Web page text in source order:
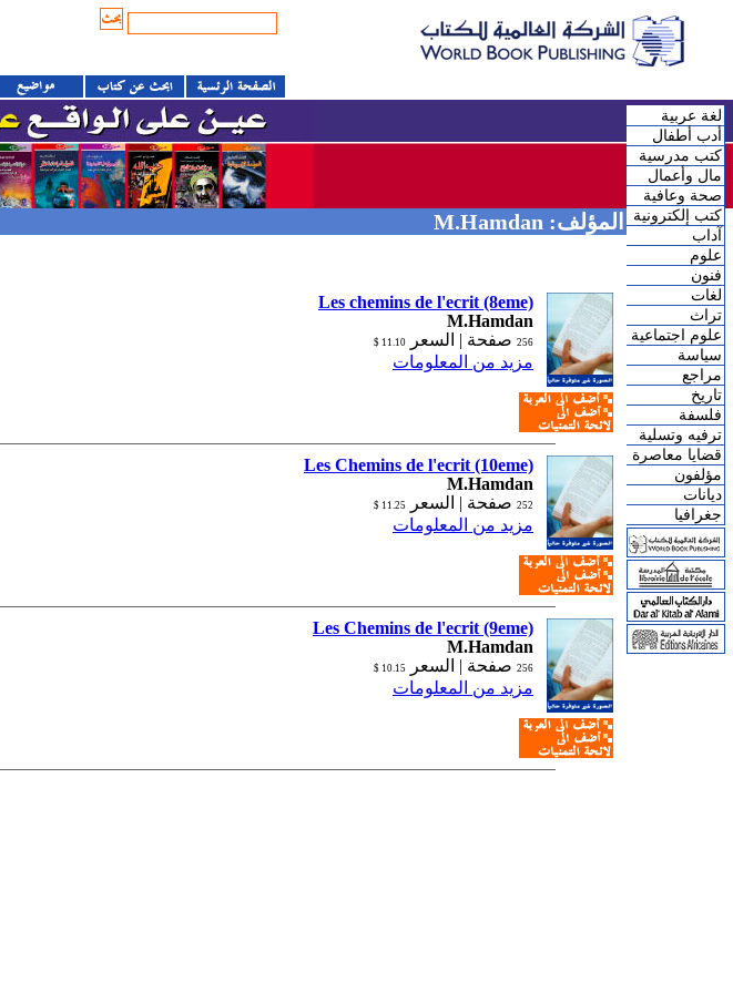
لغة عربية
أدب أطفال
كتب مدرسية
مال وأعمال
صحة وعافية
كتب إلكترونية
آداب
علوم
فنون
لغات
تراث
علوم اجتماعية
سياسة
مراجع
تاريخ
فلسفة
ترفيه وتسلية
قضايا معاصرة
مؤلفون
ديانات
جغرافيا
المؤلف: M.Hamdan
Les chemins de l'ecrit (8eme)
M.Hamdan
256 صفحة | السعر 11.10 $
مزيد من المعلومات
Les Chemins de l'ecrit (10eme)
M.Hamdan
252 صفحة | السعر 11.25 $
مزيد من المعلومات
Les Chemins de l'ecrit (9eme)
M.Hamdan
256 صفحة | السعر 10.15 $
مزيد من المعلومات